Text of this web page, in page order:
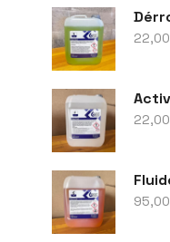
22,00
22,00
95,00